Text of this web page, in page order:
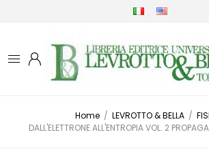
Home / LEVROTTO & BELLA /
DALL'ELETTRONE ALL'ENTROPIA VOL. 2